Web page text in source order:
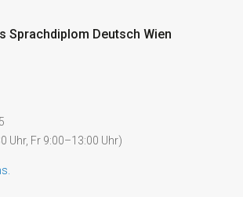
Sprachdiplom Deutsch Wien
Uhr, Fr 9:00–13:00 Uhr)